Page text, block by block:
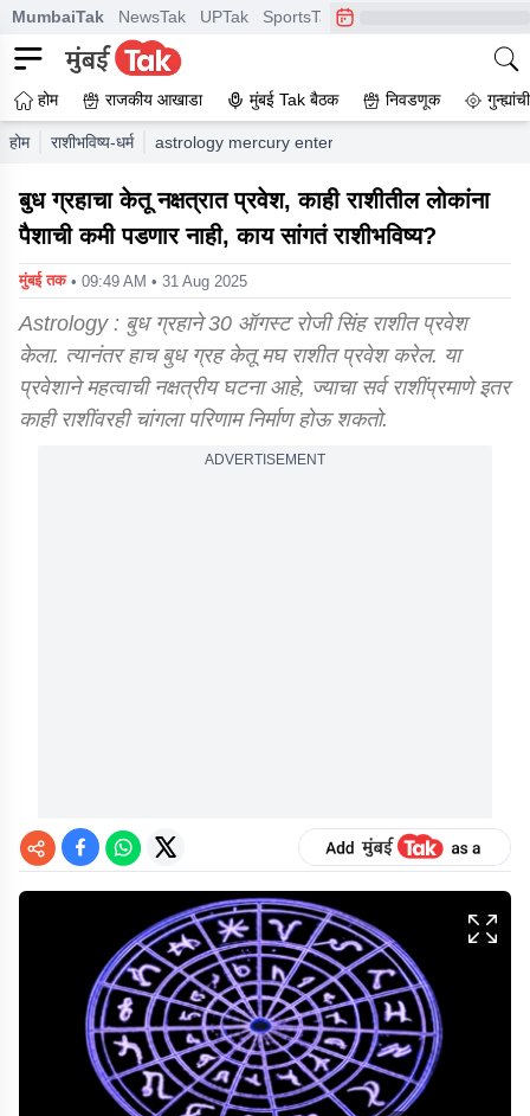
MumbaiTak NewsTak UPTak SportsTak CrimeTak
होम राजकीय आखाडा मुंबई Tak बैठक निवडणूक
होम राशीभविष्य-धर्म astrology mercury enters ketu constellation
बुध ग्रहाचा केतू नक्षत्रात प्रवेश, काही राशीतील लोकांना
पैशाची कमी पडणार नाही, काय सांगतं राशीभविष्य?
मुंबई तक • 09:49 AM • 31 Aug 2025
Astrology : बुध ग्रहाने 30 ऑगस्ट रोजी सिंह राशीत प्रवेश
केला. त्यानंतर हाच बुध ग्रह केतू मघ राशीत प्रवेश करेल. या
प्रवेशाने महत्वाची नक्षत्रीय घटना आहे, ज्याचा सर्व राशींप्रमाणे इतर
काही राशींवरही चांगला परिणाम निर्माण होऊ शकतो.
ADVERTISEMENT